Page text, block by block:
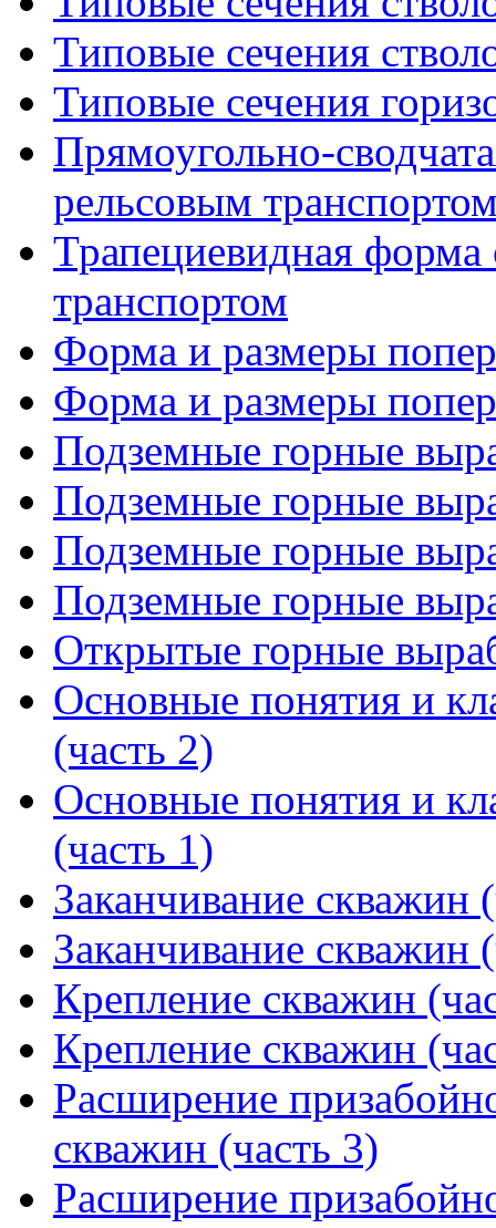
Типовые сечения
Типовые сечения
Прямоугольно-
рельсовым
Трапециевидная форма
транспортом
Форма и размеры
Форма и размеры
Подземные горные
Подземные горные
Подземные горные
Подземные горные
Открытые горные
Основные понятия и
(часть 2)
Основные понятия и
(часть 1)
Заканчивание скважин
Заканчивание скважин
Крепление скважин
Крепление скважин
Расширение
скважин (часть 3)
Расширение